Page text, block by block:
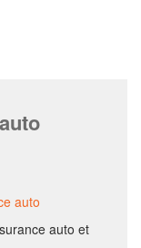
auto
auto et